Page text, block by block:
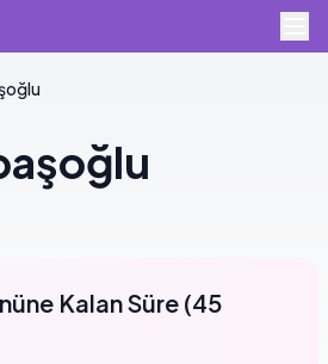
Kalan Süre(45